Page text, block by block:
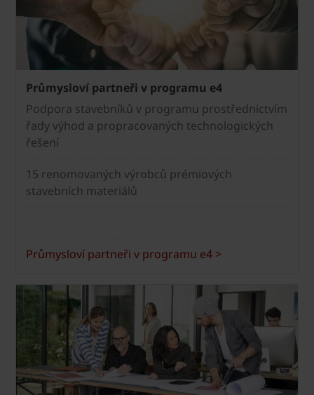
Průmysloví partneři v programu e4
Podpora stavebníků v programu prostřednictvím
řady výhod a propracovaných technologických
řešení
15 renomovaných výrobců prémiových
stavebních materiálů
Průmysloví partneři v programu e4 >